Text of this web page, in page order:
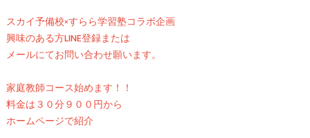
スカイ予備校×すらら学習塾コラボ企画
興味のある方LINE登録または
メールにてお問い合わせ願います。
家庭教師コース始めます！！
料金は３０分９００円から
ホームページで紹介